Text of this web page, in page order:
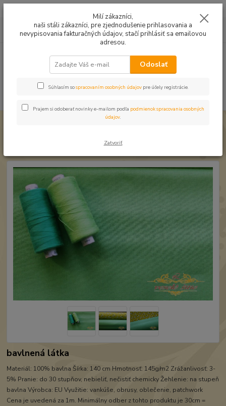
0949224331
9:00 -14:30
za0,00 EUR
Bavlna jednofarebná uni Zelená
Bavlna jednofarebná uni Zelená
bavlnená látka
Materiál: 100% bavlna Šírka: 140 cm Hmotnosť: 145g/m2 Zrážanlivosť: 3-
5% Pranie: do 30 stupňov, nebieliť, nečistiť chemicky Žehlenie: na stupeň
bavlna Výrobca: EU Využitie: vankúše, obrusy, oblečenie, patchwork
Cena je uvedená za 1m. Minimálny odber z tohto produktu je 30cm =
Milí zákazníci,
naši stáli zákazníci, pre zjednodušenie prihlasovania a
nevypisovania fakturačných údajov, stačí prihlásiť sa emailovou
adresou.
Odoslať
Súhlasím sospracovaním osobných údajov pre účely registrácie.
Prajem si odoberať novinky e-mailom podľa podmienok spracovania osobných
údajov.
Zatvoriť